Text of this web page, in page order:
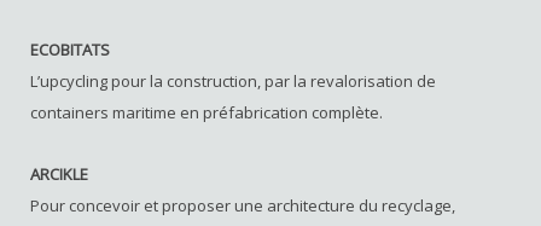
ECOBITATS
L’upcycling pour la construction, par la revalorisation de
containers maritime en préfabrication complète.
ARCIKLE
Pour concevoir et proposer une architecture du recyclage,